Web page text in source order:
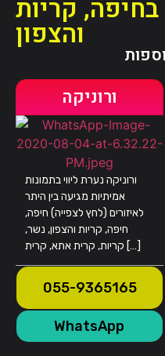
בחיפה, קריות
והצפון
ורוניקה
ורוניקה נערת ליווי בתמונות
אמיתיות מגיעה בין היתר
לאיזורים (לחץ לצפייה) חיפה,
חיפה, קריות והצפון, נשר,
קריות, קרית אתא, קרית […]
055-9365165
WhatsApp